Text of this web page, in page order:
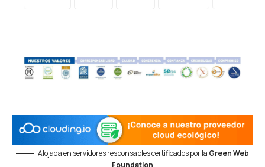
Alojada en servidores responsables certificados por la Green Web
Foundation